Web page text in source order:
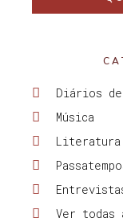
Diários
Música
Literatura
Ver todas